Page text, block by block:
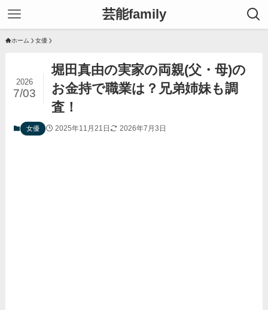
芸能family
ホーム 女優
堀田真由の実家の両親(父・母)の
お金持で職業は？兄弟姉妹も調
査！
2026
7/03
女優 2025年11月21日 2026年7月3日